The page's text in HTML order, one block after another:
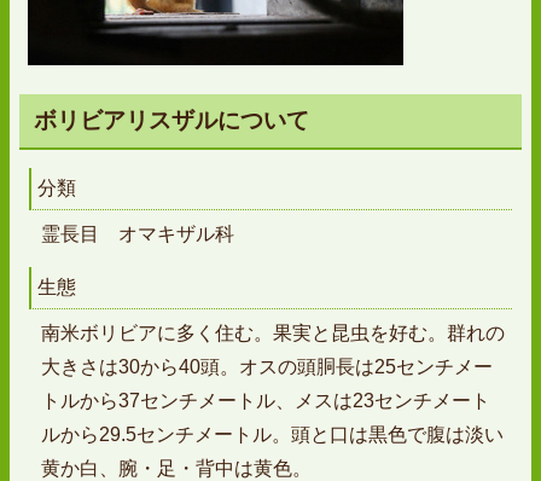
ボリビアリスザルについて
分類
霊長目 オマキザル科
生態
南米ボリビアに多く住む。果実と昆虫を好む。群れの
大きさは30から40頭。オスの頭胴長は25センチメー
トルから37センチメートル、メスは23センチメート
ルから29.5センチメートル。頭と口は黒色で腹は淡い
黄か白、腕・足・背中は黄色。